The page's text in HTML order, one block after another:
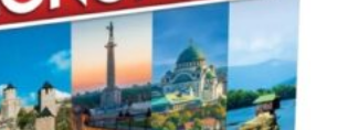
Dodaj u korpu